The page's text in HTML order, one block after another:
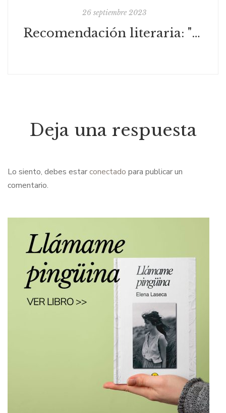
26 septiembre 2023
Recomendación literaria: "La casa de los hilos rotos" de Angélica Morales
Deja una respuesta
Lo siento, debes estarconectado para publicar un
comentario.